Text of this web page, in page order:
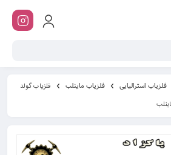
فلزیاب استرالیایی فلزیاب ماینلب
فلزیاب گولد